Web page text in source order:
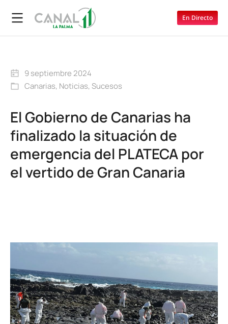
En Directo
9 septiembre 2024
Canarias, Noticias, Sucesos
El Gobierno de Canarias ha
finalizado la situación de
emergencia del PLATECA por
el vertido de Gran Canaria